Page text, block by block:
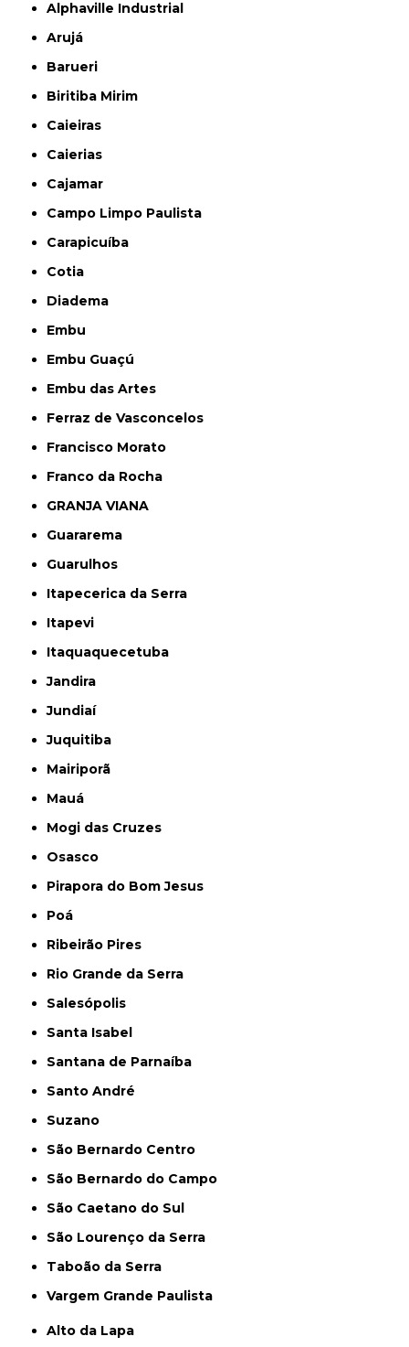
Alphaville Industrial
Arujá
Barueri
Biritiba Mirim
Caieiras
Caierias
Cajamar
Campo Limpo Paulista
Carapicuíba
Cotia
Diadema
Embu
Embu Guaçú
Embu das Artes
Ferraz de Vasconcelos
Francisco Morato
Franco da Rocha
GRANJA VIANA
Guararema
Guarulhos
Itapecerica da Serra
Itapevi
Itaquaquecetuba
Jandira
Jundiaí
Juquitiba
Mairiporã
Mauá
Mogi das Cruzes
Osasco
Pirapora do Bom Jesus
Poá
Ribeirão Pires
Rio Grande da Serra
Salesópolis
Santa Isabel
Santana de Parnaíba
Santo André
Suzano
São Bernardo Centro
São Bernardo do Campo
São Caetano do Sul
São Lourenço da Serra
Taboão da Serra
Vargem Grande Paulista
Alto da Lapa